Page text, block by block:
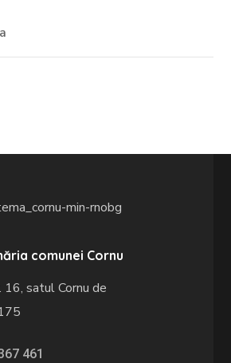
comunei Cornu
16, satul Cornu de
461